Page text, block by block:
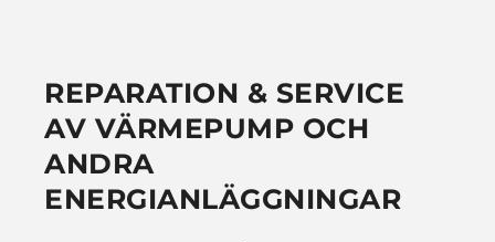
REPARATION & SERVICE
AV VÄRMEPUMP OCH
ANDRA
ENERGIANLÄGGNINGAR